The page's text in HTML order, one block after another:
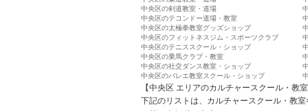
中央区の剣道教室・道場
中央区のテコンドー道場・教室
中央区の太極拳教室グッズショップ
中央区のフィットネスジム・スポーツクラブ
中央区のテニススクール・ショップ
中央区の乗馬クラブ・教室
中央区の社交ダンス教室・ショップ
中央区のバレエ教室スクール・ショップ
【中央区 エリアのカルチャースクール・教
下記のリストは、カルチャースクール・教